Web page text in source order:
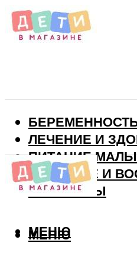
ЛЕЧЕНИЕ И
ПИТАНИЕ
РАЗВИТИЕ И
ВИТАМИНЫ
МЕНЮ
МЕНЮ